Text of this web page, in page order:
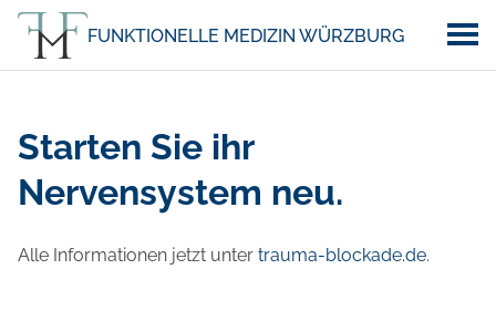
FUNKTIONELLE MEDIZIN WÜRZBURG
Starten Sie ihr
Nervensystem neu.
Alle Informationen jetzt unter trauma-blockade.de.